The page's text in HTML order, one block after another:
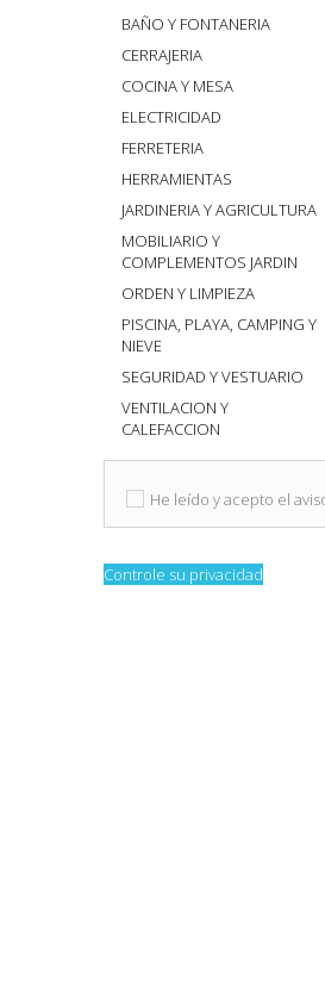
BAÑO Y FONTANERIA
CERRAJERIA
COCINA Y MESA
ELECTRICIDAD
FERRETERIA
HERRAMIENTAS
JARDINERIA Y AGRICULTURA
MOBILIARIO Y
COMPLEMENTOS JARDIN
ORDEN Y LIMPIEZA
PISCINA, PLAYA, CAMPING Y
NIEVE
SEGURIDAD Y VESTUARIO
VENTILACION Y
CALEFACCION
He leído y acepto el
Controle su privacidad